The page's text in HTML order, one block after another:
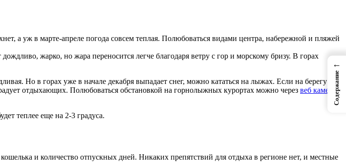
а уж в марте-апреле погода совсем теплая. Полюбоваться видами центра, набережной и пляжей
жарко, но жара переносится легче благодаря ветру с гор и морскому бризу. В горах
Но в горах уже в начале декабря выпадает снег, можно кататься на лыжах. Если на берегу
отдыхающих. Полюбоваться обстановкой на горнолыжных курортах можно через веб камеру
теплее еще на 2-3 градуса.
и количество отпускных дней. Никаких препятствий для отдыха в регионе нет, и местные
←
Содержание